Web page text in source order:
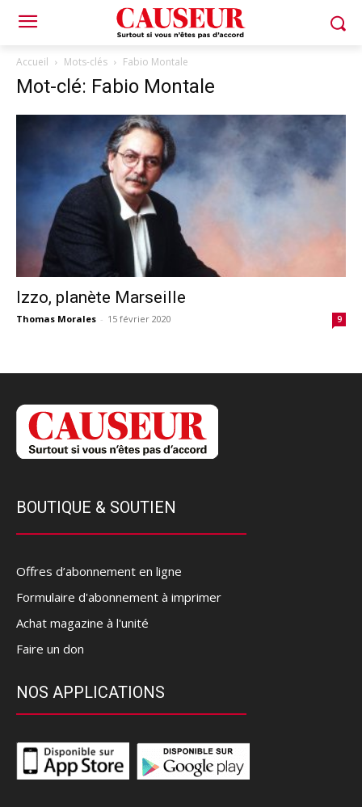
Accueil Mots-clés Fabio Montale
Mot-clé: Fabio Montale
Izzo, planète Marseille
Thomas Morales - 15 février 2020 9
BOUTIQUE & SOUTIEN
Offres d’abonnement en ligne
Formulaire d'abonnement à imprimer
Achat magazine à l'unité
Faire un don
NOS APPLICATIONS